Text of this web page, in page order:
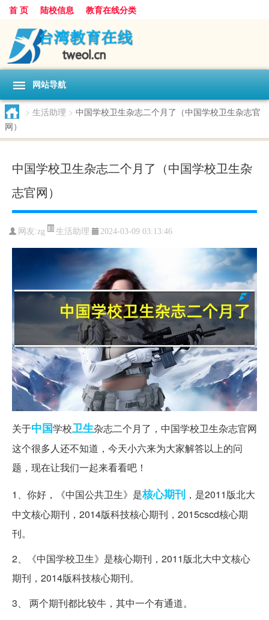
首 页 陆校信息 教育在线分类
网站导航
> 生活助理 > 中国学校卫生杂志二个月了（中国学校卫生杂志官
网）
中国学校卫生杂志二个月了（中国学校卫生杂
志官网）
网友:zg 生活助理 2024-03-09 03:13:46
关于中国学校卫生杂志二个月了，中国学校卫生杂志官网
这个很多人还不知道，今天小六来为大家解答以上的问
题，现在让我们一起来看看吧！
1、你好，《中国公共卫生》是核心期刊 ，是2011版北大
中文核心期刊，2014版科技核心期刊，2015cscd核心期
刊。
2、《中国学校卫生》是核心期刊，2011版北大中文核心
期刊，2014版科技核心期刊。
3、 两个期刊都比较牛，其中一个有通道。